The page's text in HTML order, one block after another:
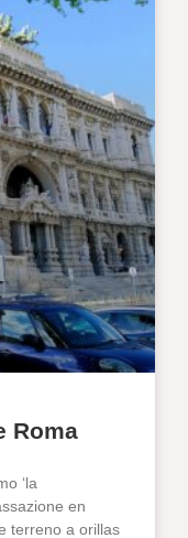
Roma
‘la
en
terreno a orillas